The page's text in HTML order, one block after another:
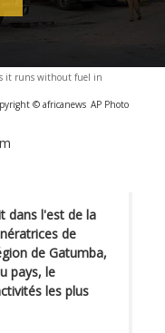
it runs without fuel in
© africanews AP Photo
dans l'est de la
de
de Gatumba,
pays, le
les plus